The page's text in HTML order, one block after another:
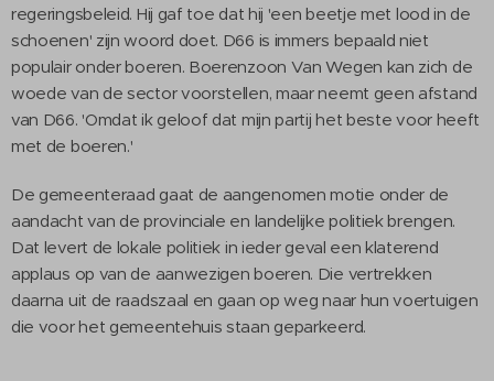
regeringsbeleid. Hij gaf toe dat hij 'een beetje met lood in de
schoenen' zijn woord doet. D66 is immers bepaald niet
populair onder boeren. Boerenzoon Van Wegen kan zich de
woede van de sector voorstellen, maar neemt geen afstand
van D66. 'Omdat ik geloof dat mijn partij het beste voor heeft
met de boeren.'
De gemeenteraad gaat de aangenomen motie onder de
aandacht van de provinciale en landelijke politiek brengen.
Dat levert de lokale politiek in ieder geval een klaterend
applaus op van de aanwezigen boeren. Die vertrekken
daarna uit de raadszaal en gaan op weg naar hun voertuigen
die voor het gemeentehuis staan geparkeerd.